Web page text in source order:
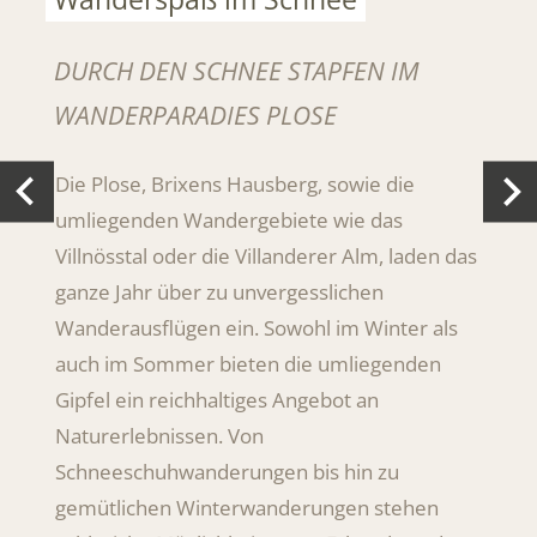
DURCH DEN SCHNEE STAPFEN IM
WANDERPARADIES PLOSE
Die Plose, Brixens Hausberg, sowie die
umliegenden Wandergebiete wie das
Villnösstal oder die Villanderer Alm, laden das
ganze Jahr über zu unvergesslichen
Wanderausflügen ein. Sowohl im Winter als
auch im Sommer bieten die umliegenden
Gipfel ein reichhaltiges Angebot an
Naturerlebnissen. Von
Schneeschuhwanderungen bis hin zu
gemütlichen Winterwanderungen stehen